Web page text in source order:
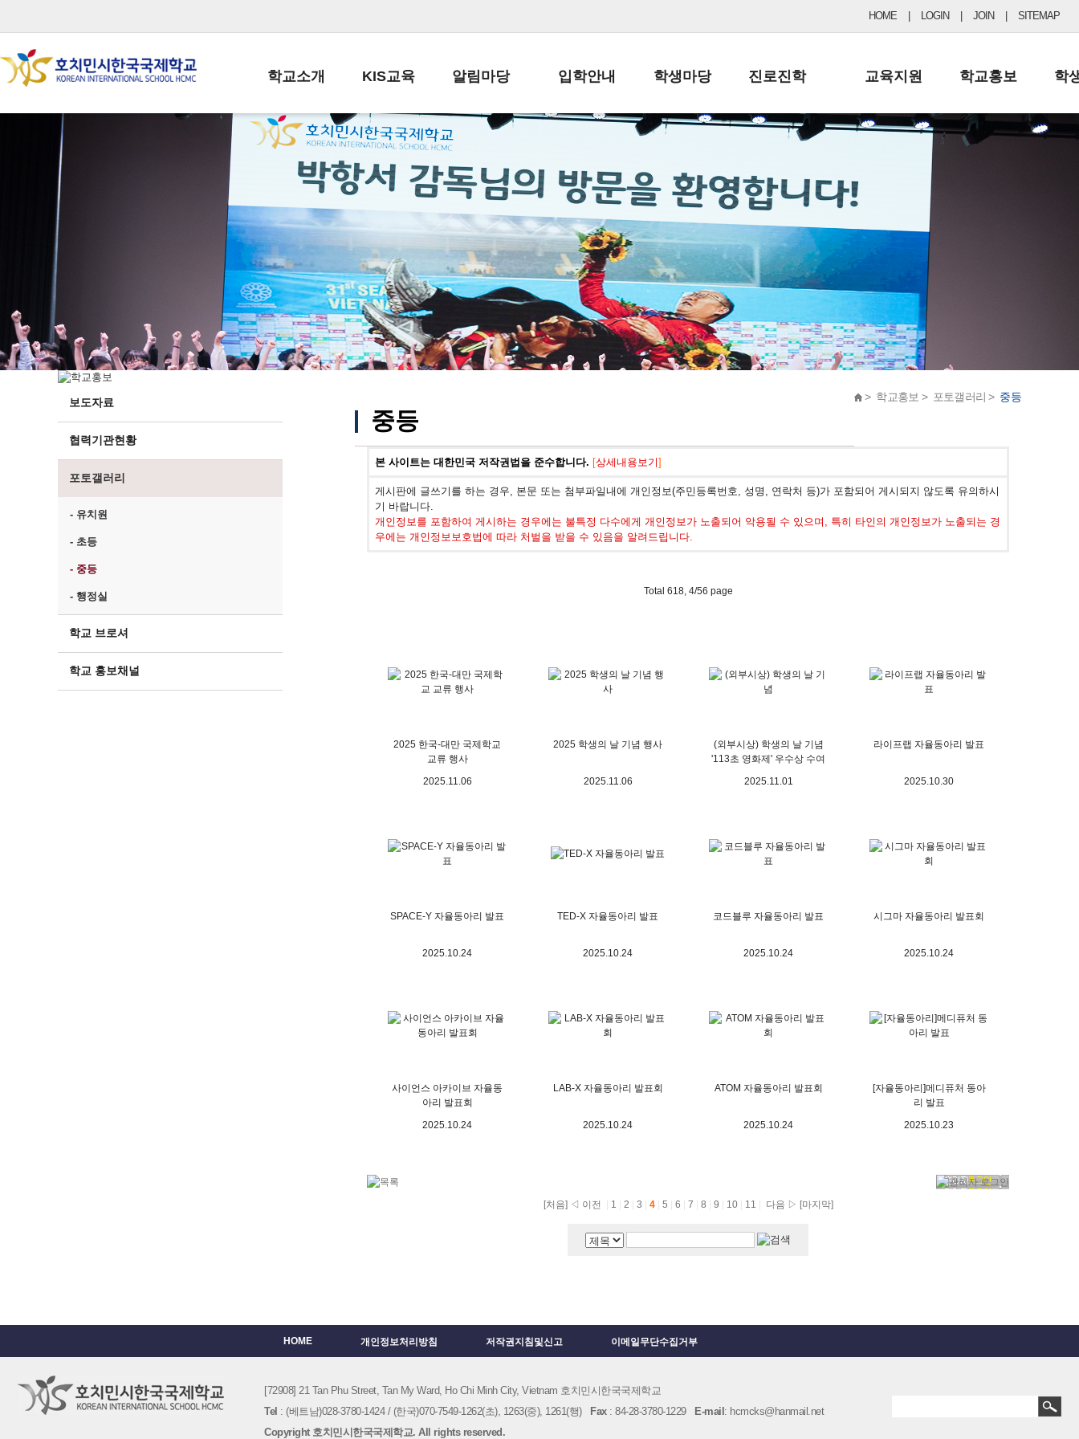
HOME LOGIN JOIN SITEMAP
학교소개
학교장인사말
학교상징
학교연혁
교직원현황
학생현황
위치/전화
전경사진
KIS교육
교육목표
학사일정
일과시간표
성과평가자료
알림마당
공지사항
납부금 안내
스쿨버스 운행 안내
급식안내
서식자료실
학부모방
정기고사 기출문제
입학안내
전-편입 서류양식
입학금/수업료
교복구입안내
학생마당
학생생활규정
학교신문
자율진로동아리
유초등 소식지
진로진학
공지사항 및 입시자료
드림레터
교육지원
행정실
학교운영위원회
학교건축기금
학교홍보
보도자료
학
보도자료
협력기관현황
포토갤러리
- 유치원
- 초등
- 중등
- 행정실
학교 브로셔
학교 홍보채널
> 학교홍보 > 포토갤러리 > 중등
중등
본 사이트는 대한민국 저작권법을 준수합니다. [상세내용보기]
게시판에 글쓰기를 하는 경우, 본문 또는 첨부파일내에 개인정보(주민등록번호, 성명, 연락처 등)가 포함되어 게시되지 않도록 유의하시
기 바랍니다.
개인정보를 포함하여 게시하는 경우에는 불특정 다수에게 개인정보가 노출되어 악용될 수 있으며, 특히 타인의 개인정보가 노출되는 경
우에는 개인정보보호법에 따라 처벌을 받을 수 있음을 알려드립니다.
Total 618, 4/56 page
2025 한국-대만 국제학교
교류 행사
2025.11.06
2025 학생의 날 기념 행사
2025.11.06
(외부시상) 학생의 날 기념
'113초 영화제' 우수상 수여
2025.11.01
라이프랩 자율동아리 발표
2025.10.30
SPACE-Y 자율동아리 발표
2025.10.24
TED-X 자율동아리 발표
2025.10.24
코드블루 자율동아리 발표
2025.10.24
시그마 자율동아리 발표회
2025.10.24
사이언스 아카이브 자율동
아리 발표회
2025.10.24
LAB-X 자율동아리 발표회
2025.10.24
ATOM 자율동아리 발표회
2025.10.24
[자율동아리]메디퓨처 동아
리 발표
2025.10.23
[처음] ◁ 이전 1 2 3 4 5 6 7 8 9 10 11 다음 ▷ [마지막]
HOME 개인정보처리방침 저작권지침및신고 이메일무단수집거부
[72908] 21 Tan Phu Street, Tan My Ward, Ho Chi Minh City, Vietnam 호치민시한국국제학교
Tel : (베트남)028-3780-1424 / (한국)070-7549-1262(초), 1263(중), 1261(행) Fax: 84-28-3780-1229 E-mail : hcmcks@hanmail.net
Copyright 호치민시한국국제학교. All rights reserved.